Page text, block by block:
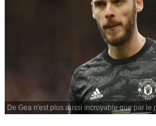
De Gea n'est plus aussi incroyable que par le